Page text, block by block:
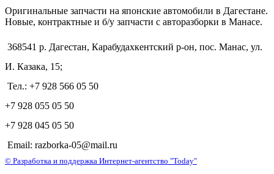
Оригинальные запчасти на японские автомобили в Дагестане.
Новые, контрактные и б/у запчасти с авторазборки в Манасе.
368541 р. Дагестан, Карабудахкентский р-он, пос. Манас, ул.
И. Казака, 15;
Тел.: +7 928 566 05 50
+7 928 055 05 50
+7 928 045 05 50
Email: razborka-05@mail.ru
© Разработка и поддержка Интернет-агентство "Today"